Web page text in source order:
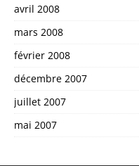
avril 2008
mars 2008
février 2008
décembre 2007
juillet 2007
mai 2007